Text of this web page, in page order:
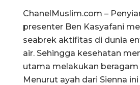
ChanelMuslim.com –
presenter Ben Kasyafani
seabrek aktifitas di dunia
air. Sehingga kesehatan
utama melakukan
Menurut ayah dari Sienna